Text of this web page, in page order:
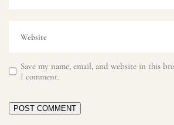
Save my name, email, and website in this
I comment.
POST COMMENT